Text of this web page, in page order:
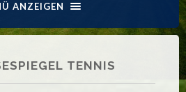
ANZEIGEN
TENNIS